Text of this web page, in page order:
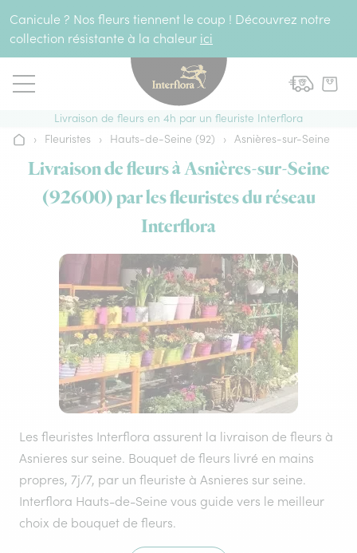
Canicule ? Nos fleurs tiennent le coup ! Découvrez notre
collection résistante à la chaleur ici
Livraison de fleurs en 4h par un fleuriste Interflora
Accueil
› Fleuristes › Hauts-de-Seine (92) › Asnières-sur-Seine
Livraison de fleurs à Asnières-sur-Seine
(92600) par les fleuristes du réseau
Interflora
Les fleuristes Interflora assurent la livraison de fleurs à
Asnieres sur seine. Bouquet de fleurs livré en mains
propres, 7j/7, par un fleuriste à Asnieres sur seine.
Interflora Hauts-de-Seine vous guide vers le meilleur
choix de bouquet de fleurs.